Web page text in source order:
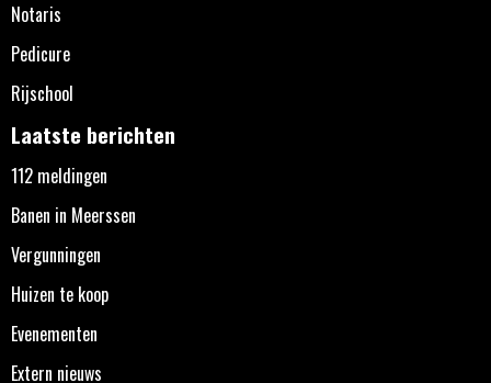
Notaris
Pedicure
Rijschool
Laatste berichten
112 meldingen
Banen in Meerssen
Vergunningen
Huizen te koop
Evenementen
Extern nieuws